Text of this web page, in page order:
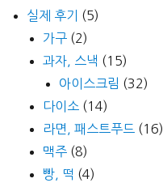
실제 후기
(5)
가구 (2)
과자, 스낵 (15)
아이스크림 (32)
다이소 (14)
라면, 패스트푸드 (16)
맥주 (8)
빵, 떡 (4)